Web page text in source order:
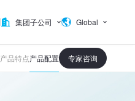
集团子公司 Global
产品特点产品配置 专家咨询